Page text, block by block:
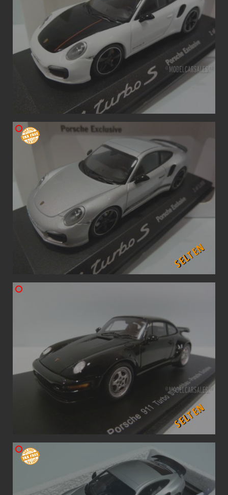
SELTEN
SELTEN